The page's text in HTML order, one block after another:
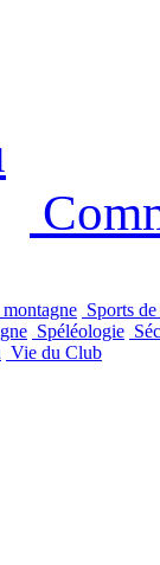
Sports
Spéléologie
Vie du Club